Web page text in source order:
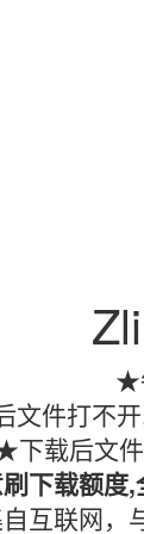
★
件打不
下载后文
下载额度
互联网，